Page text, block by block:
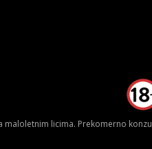
maloletnim licima. Prekomerno